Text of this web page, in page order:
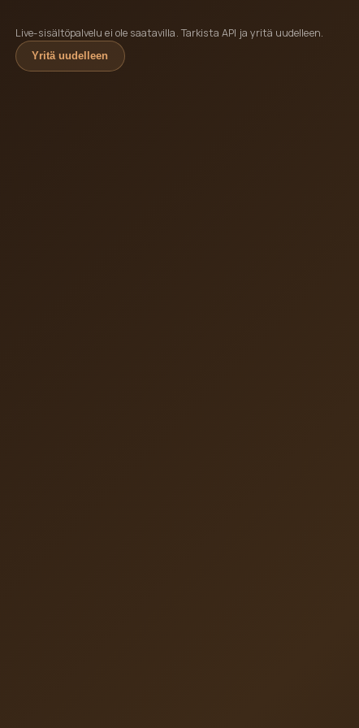
Live-sisältöpalvelu ei ole saatavilla. Tarkista API ja yritä uudelleen.
Yritä uudelleen